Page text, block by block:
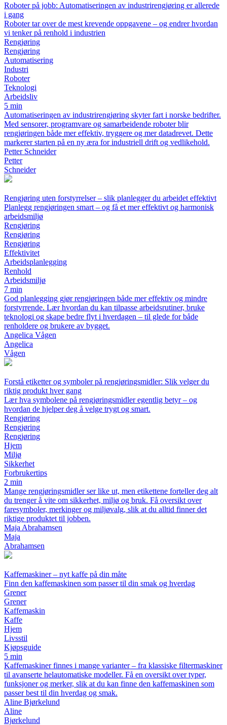
Roboter på jobb: Automatiseringen av industrirengjøring er allerede
i gang
Roboter tar over de mest krevende oppgavene – og endrer hvordan
vi tenker på renhold i industrien
Rengjøring
Rengjøring
Automatisering
Industri
Roboter
Teknologi
Arbeidsliv
5 min
Automatiseringen av industrirengjøring skyter fart i norske bedrifter.
Med sensorer, programvare og samarbeidende roboter blir
rengjøringen både mer effektiv, tryggere og mer datadrevet. Dette
markerer starten på en ny æra for industriell drift og vedlikehold.
Petter Schneider
Petter
Schneider
Rengjøring uten forstyrrelser – slik planlegger du arbeidet effektivt
Planlegg rengjøringen smart – og få et mer effektivt og harmonisk
arbeidsmiljø
Rengjøring
Rengjøring
Rengjøring
Effektivitet
Arbeidsplanlegging
Renhold
Arbeidsmiljø
7 min
God planlegging gjør rengjøringen både mer effektiv og mindre
forstyrrende. Lær hvordan du kan tilpasse arbeidsrutiner, bruke
teknologi og skape bedre flyt i hverdagen – til glede for både
renholdere og brukere av bygget.
Angelica Vågen
Angelica
Vågen
Forstå etiketter og symboler på rengjøringsmidler: Slik velger du
riktig produkt hver gang
Lær hva symbolene på rengjøringsmidler egentlig betyr – og
hvordan de hjelper deg å velge trygt og smart.
Rengjøring
Rengjøring
Rengjøring
Hjem
Miljø
Sikkerhet
Forbrukertips
2 min
Mange rengjøringsmidler ser like ut, men etikettene forteller deg alt
du trenger å vite om sikkerhet, miljø og bruk. Få oversikt over
faresymboler, merkinger og miljøvalg, slik at du alltid finner det
riktige produktet til jobben.
Maja Abrahamsen
Maja
Abrahamsen
Kaffemaskiner – nyt kaffe på din måte
Finn den kaffemaskinen som passer til din smak og hverdag
Grener
Grener
Kaffemaskin
Kaffe
Hjem
Livsstil
Kjøpsguide
5 min
Kaffemaskiner finnes i mange varianter – fra klassiske filtermaskiner
til avanserte helautomatiske modeller. Få en oversikt over typer,
funksjoner og merker, slik at du kan finne den kaffemaskinen som
passer best til din hverdag og smak.
Aline Bjørkelund
Aline
Bjørkelund